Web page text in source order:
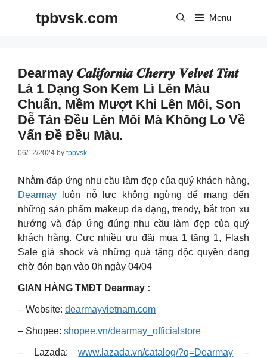
tpbvsk.com Menu
Dearmay 𝑪𝒂𝒍𝒊𝒇𝒐𝒓𝒏𝒊𝒂 𝑪𝒉𝒆𝒓𝒓𝒚 𝑽𝒆𝒍𝒗𝒆𝒕 𝑻𝒊𝒏𝒕
Là 1 Dạng Son Kem Lì Lên Màu
Chuẩn, Mềm Mượt Khi Lên Môi, Son
Dễ Tán Đều Lên Môi Mà Không Lo Về
Vấn Đề Đều Màu.
06/12/2024 by tpbvsk
Nhằm đáp ứng nhu cầu làm đẹp của quý khách hàng,
Dearmay luôn nỗ lực không ngừng để mang đến
những sản phẩm makeup đa dạng, trendy, bắt trọn xu
hướng và đáp ứng đúng nhu cầu làm đẹp của quý
khách hàng. Cực nhiều ưu đãi mua 1 tặng 1, Flash
Sale giá shock và những quà tặng độc quyền đang
chờ đón bạn vào 0h ngày 04/04
GIAN HÀNG TMĐT Dearmay :
– Website: dearmayvietnam.com
– Shopee: shopee.vn/dearmay_officialstore
– Lazada:www.lazada.vn/catalog/?q=Dearmay –